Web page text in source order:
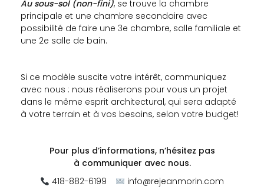
Au sous-sol (non-fini), se trouve la chambre
principale et une chambre secondaire avec
possibilité de faire une 3e chambre, salle familiale et
une 2e salle de bain.
Si ce modèle suscite votre intérêt, communiquez
avec nous : nous réaliserons pour vous un projet
dans le même esprit architectural, qui sera adapté
à votre terrain et à vos besoins, selon votre budget!
Pour plus d’informations, n’hésitez pas
à communiquer avec nous.
418-882-6199
info@rejeanmorin.com